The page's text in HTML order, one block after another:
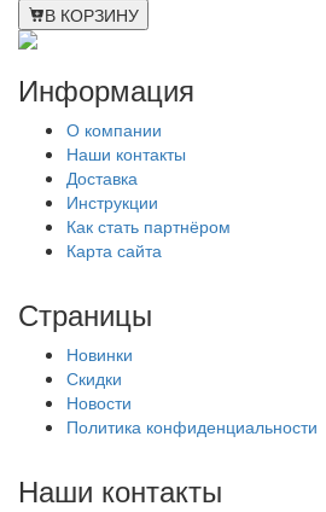
В КОРЗИНУ
Информация
О компании
Наши контакты
Доставка
Инструкции
Как стать партнёром
Карта сайта
Страницы
Новинки
Скидки
Новости
Политика конфиденциальности
Наши контакты